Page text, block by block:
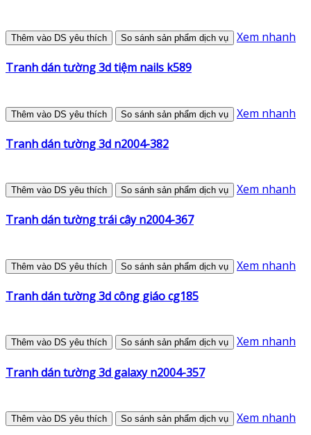
Thêm vào DS yêu thích So sánh sản phẩm dịch vụ Xem nhanh
Tranh dán tường 3d tiệm nails k589
Thêm vào DS yêu thích So sánh sản phẩm dịch vụ Xem nhanh
Tranh dán tường 3d n2004-382
Thêm vào DS yêu thích So sánh sản phẩm dịch vụ Xem nhanh
Tranh dán tường trái cây n2004-367
Thêm vào DS yêu thích So sánh sản phẩm dịch vụ Xem nhanh
Tranh dán tường 3d công giáo cg185
Thêm vào DS yêu thích So sánh sản phẩm dịch vụ Xem nhanh
Tranh dán tường 3d galaxy n2004-357
Thêm vào DS yêu thích So sánh sản phẩm dịch vụ Xem nhanh